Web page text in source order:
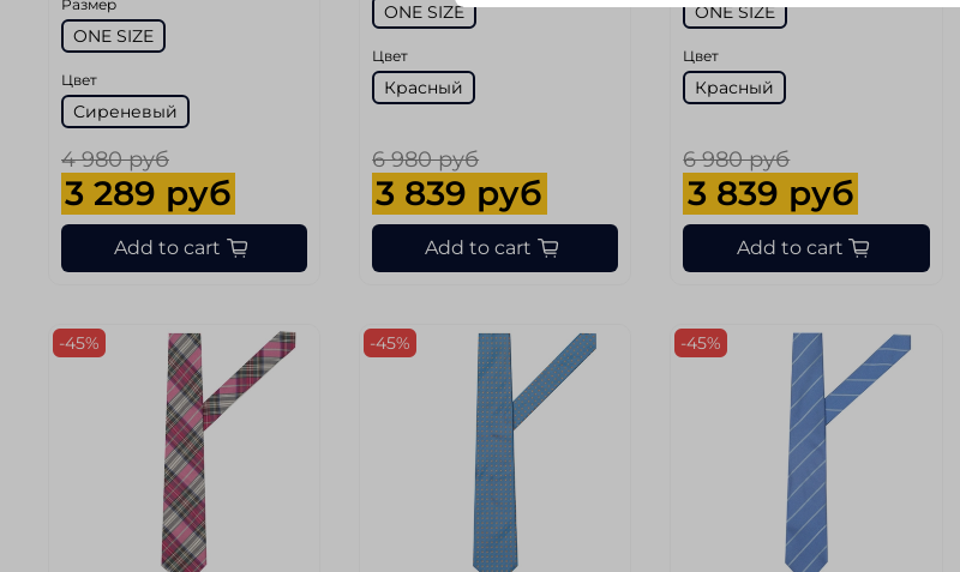
Размер
ONE SIZE
Цвет
Сиреневый
4 980 руб
3 289 руб
Add to cart
ONE SIZE
Цвет
Красный
6 980 руб
3 839 руб
Add to cart
ONE SIZE
Цвет
Красный
6 980 руб
3 839 руб
Add to cart
-45% -45% -45%